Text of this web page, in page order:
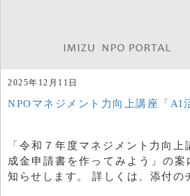
2025年12月11日
NPOマネジメント力向上講座「AI
「令和７年度マネジメント力向
成金申請書を作ってみよう」の
知らせします。 詳しくは、添付の